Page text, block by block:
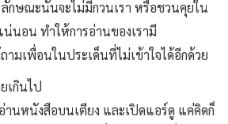
กษณะนั้นจะไม่มีกวนเรา หรือชวนคุยใน
นอน ทำให้การอ่านของเรามี
มเพื่อนในประเด็นที่ไม่เข้าใจได้อีกด้วย
เกินไป
านหนังสือบนเตียง และเปิดแอร์ดู แค่คิดก็